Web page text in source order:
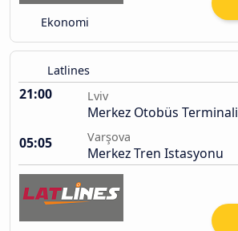
Ekonomi
Latlines
21:00 Lviv
Merkez Otobüs Terminali
05:05
Varşova
Merkez Tren Istasyonu